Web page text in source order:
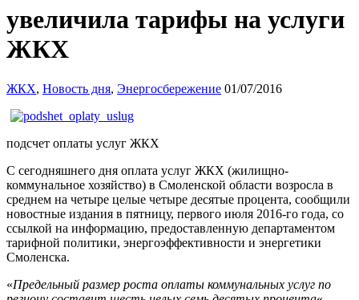
увеличила тарифы на услуги
ЖКХ
ЖКХ, Новость дня, Энергосбережение 01/07/2016
подсчет оплаты услуг ЖКХ
С сегодняшнего дня оплата услуг ЖКХ (жилищно-
коммунальное хозяйство) в Смоленской области возросла в
среднем на четыре целые четыре десятые процента, сообщили
новостные издания в пятницу, первого июля 2016-го года, со
ссылкой на информацию, предоставленную департаментом
тарифной политики, энергоэффективности и энергетики
Смоленска.
«Предельный размер роста оплаты коммунальных услуг по